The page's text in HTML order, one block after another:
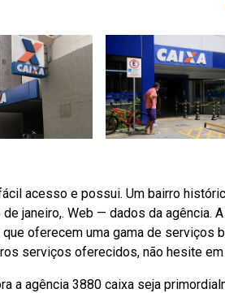
acesso e possui. Um bairro
janeiro,. Web — dados da agência.
que oferecem uma gama de
serviços oferecidos, não hesite
a agência 3880 caixa seja